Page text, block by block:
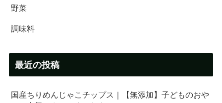
野菜
調味料
最近の投稿
国産ちりめんじゃこチップス｜【無添加】子どものおや